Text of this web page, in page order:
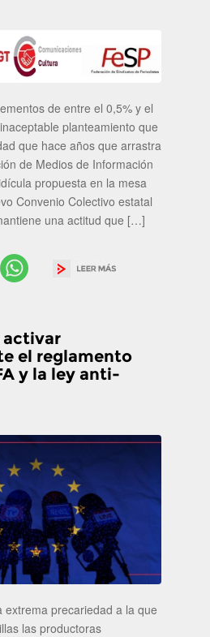
de entre el 0,5% y el
planteamiento que
que hace años que arrastra
de Medios de Información
propuesta en la mesa
Convenio Colectivo estatal
una actitud que […]
activar
el reglamento
y la ley anti-
extrema precariedad a la que
las productoras